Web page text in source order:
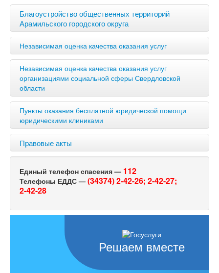
Благоустройство общественных территорий
Арамильского городского округа
Независимая оценка качества оказания услуг
Независимая оценка качества оказания услуг
организациями социальной сферы Свердловской
области
Пункты оказания бесплатной юридической помощи
юридическими клиниками
Правовые акты
Единый телефон спасения — 112
Телефоны ЕДДС — (34374) 2-42-26; 2-42-27;
2-42-28
Решаем вместе